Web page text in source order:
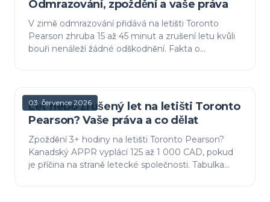
Odmrazování, zpoždění a vaše práva
V zimě odmrazování přidává na letišti Toronto
Pearson zhruba 15 až 45 minut a zrušení letu kvůli
bouři nenáleží žádné odškodnění. Fakta o
03. července 2026
Let nebo zrušený let na letišti Toronto
Pearson? Vaše práva a co dělat
Zpoždění 3+ hodiny na letišti Toronto Pearson?
Kanadský APPR vyplácí 125 až 1 000 CAD, pokud
je příčina na straně letecké společnosti. Tabulka